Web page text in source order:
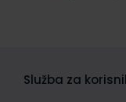
Služba za